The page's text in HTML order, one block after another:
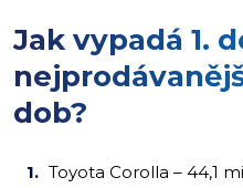
Jak vypadá 1.
dob?
Toyota Corolla – 44,1